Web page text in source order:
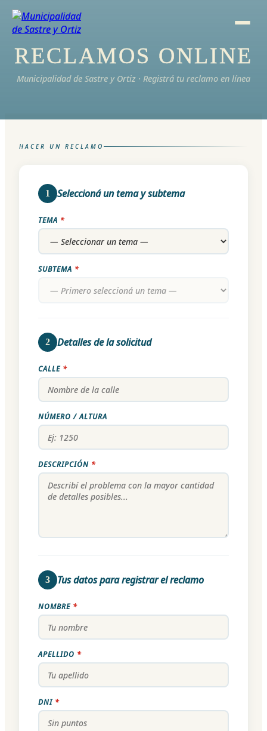
RECLAMOS ONLINE
Municipalidad de Sastre y Ortiz · Registrá tu reclamo en línea
HACER UN RECLAMO
1 Seleccioná un tema y subtema
TEMA *
SUBTEMA *
2 Detalles de la solicitud
CALLE *
NÚMERO / ALTURA
DESCRIPCIÓN *
3 Tus datos para registrar el reclamo
NOMBRE *
APELLIDO *
DNI *